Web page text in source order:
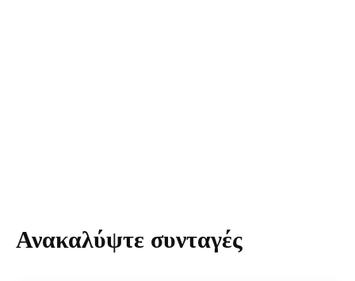
Ανακαλύψτε συνταγές